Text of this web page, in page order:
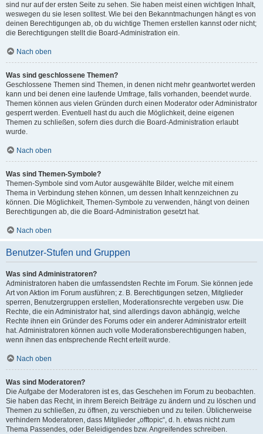
sind nur auf der ersten Seite zu sehen. Sie haben meist einen wichtigen Inhalt,
weswegen du sie lesen solltest. Wie bei den Bekanntmachungen hängt es von
deinen Berechtigungen ab, ob du wichtige Themen erstellen kannst oder nicht;
die Berechtigungen stellt die Board-Administration ein.
Nach oben
Was sind geschlossene Themen?
Geschlossene Themen sind Themen, in denen nicht mehr geantwortet werden
kann und bei denen eine laufende Umfrage, falls vorhanden, beendet wurde.
Themen können aus vielen Gründen durch einen Moderator oder Administrator
gesperrt werden. Eventuell hast du auch die Möglichkeit, deine eigenen
Themen zu schließen, sofern dies durch die Board-Administration erlaubt
wurde.
Nach oben
Was sind Themen-Symbole?
Themen-Symbole sind vom Autor ausgewählte Bilder, welche mit einem
Thema in Verbindung stehen können, um dessen Inhalt kennzeichnen zu
können. Die Möglichkeit, Themen-Symbole zu verwenden, hängt von deinen
Berechtigungen ab, die die Board-Administration gesetzt hat.
Nach oben
Benutzer-Stufen und Gruppen
Was sind Administratoren?
Administratoren haben die umfassendsten Rechte im Forum. Sie können jede
Art von Aktion im Forum ausführen; z. B. Berechtigungen setzen, Mitglieder
sperren, Benutzergruppen erstellen, Moderationsrechte vergeben usw. Die
Rechte, die ein Administrator hat, sind allerdings davon abhängig, welche
Rechte ihnen ein Gründer des Forums oder ein anderer Administrator erteilt
hat. Administratoren können auch volle Moderationsberechtigungen haben,
wenn ihnen das entsprechende Recht erteilt wurde.
Nach oben
Was sind Moderatoren?
Die Aufgabe der Moderatoren ist es, das Geschehen im Forum zu beobachten.
Sie haben das Recht, in ihrem Bereich Beiträge zu ändern und zu löschen und
Themen zu schließen, zu öffnen, zu verschieben und zu teilen. Üblicherweise
verhindern Moderatoren, dass Mitglieder „offtopic“, d. h. etwas nicht zum
Thema Passendes, oder Beleidigendes bzw. Angreifendes schreiben.